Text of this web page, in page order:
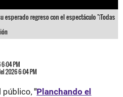
esperado regreso con el espectáculo "¡Todas
PM
2026 6:04 PM
público, "Planchando el